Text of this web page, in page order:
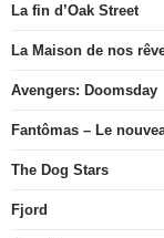
La fin d’Oak Street
La Maison de nos
Avengers: Doomsday
Fantômas – Le
The Dog Stars
Fjord